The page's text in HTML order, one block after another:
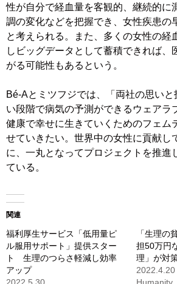
性が自分で経血量を客観的、継続的に
調の変化などを把握でき、女性疾患の
と考えられる。また、多くの女性の経
しビッグデータとして蓄積できれば、
がる可能性もあるという。
Bé-Aとミツフジでは、「両社の思い
い段階で病気の予測ができるウェアラ
健康で幸せに生きていくためのフェム
せていきたい。世界中の女性に貢献し
に、一丸となってプロジェクトを推進
ている。
関連
福利厚生サービス「低用量ピ
ル服用サポート」提供スター
ト 生理のつらさ軽減し効率
アップ
「生理の
担50万円
理」が対
2022.4.20